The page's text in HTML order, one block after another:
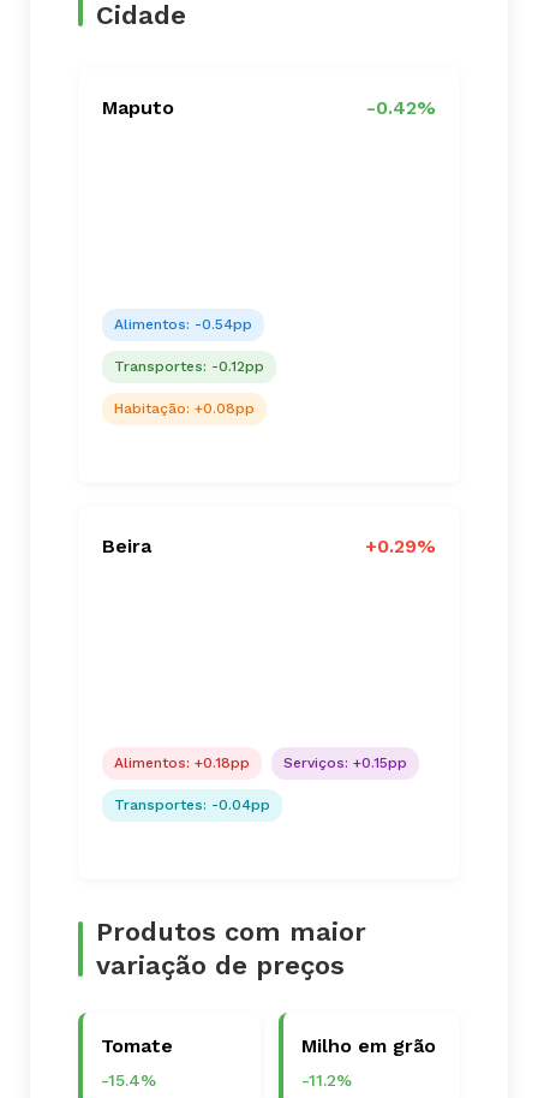
Cidade
Maputo -0.42%
Alimentos: -0.54pp
Transportes: -0.12pp
Habitação: +0.08pp
Beira +0.29%
Alimentos: +0.18pp Serviços: +0.15pp
Transportes: -0.04pp
Produtos com maior
variação de preços
Tomate
-15.4%
Milho em grão
-11.2%